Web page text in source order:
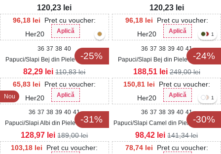
Intoarsa Nyara
96,18 lei
Pret cu voucher:
Her20
Aplică
120,23 lei
Intoarsa Nyara
96,18 lei
Pret cu voucher:
Her20
Aplică
120,23 lei
-25%
36 37 38 40
Papuci/Slapi Bej din Piele Ecologica
Emelie
65,83 lei
Pret cu voucher:
Her20
Aplică
82,29 lei 110,83lei
-24%
1
36 37 38 39 40 41
Papuci/Slapi Bej din Piele Ecologica
Intoarsa Kinra
150,81 lei
Pret cu voucher:
Her20
Aplică
188,51 lei 249,00lei
Nou
-31%
36 37 38 39 40 41
Papuci/Slapi Albi din Piele Ecologica
Resha
103,18 lei
Pret cu voucher:
128,97 lei 189,00lei
-30%
1
36 37 38 39 40 41
Papuci/Slapi Camel din Piele Ecologica
Ornella
78,74 lei
Pret cu voucher:
98,42 lei 141,34lei